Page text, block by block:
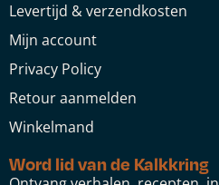
Levertijd & verzendkosten
Mijn account
Privacy Policy
Retour aanmelden
Winkelmand
Word lid van de Kalkkring